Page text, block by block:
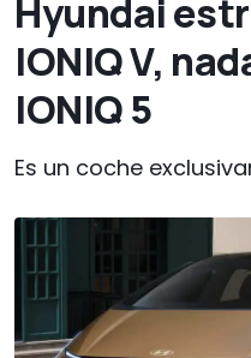
Hyundai
IONIQ V,
IONIQ 5
Es un coche